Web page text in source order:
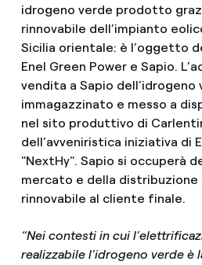
idrogeno verde prodotto
rinnovabile dell’impianto
Sicilia orientale: è l’oggetto
Enel Green Power e Sapio.
vendita a Sapio
immagazzinato e messo a
nel sito produttivo di
dell’avveniristica iniziativa di
"NextHy". Sapio si occuperà
mercato e della distribuzione
rinnovabile al cliente finale.
“Nei contesti in cui
realizzabile l’idrogeno verde è